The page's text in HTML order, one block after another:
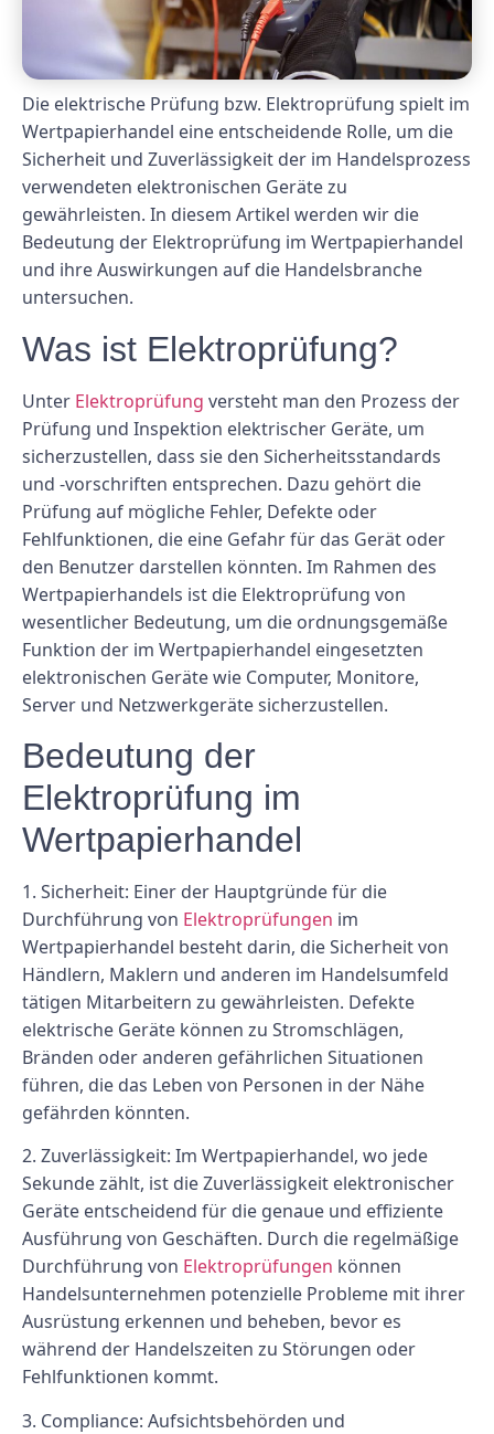
Die elektrische Prüfung bzw. Elektroprüfung spielt im
Wertpapierhandel eine entscheidende Rolle, um die
Sicherheit und Zuverlässigkeit der im Handelsprozess
verwendeten elektronischen Geräte zu
gewährleisten. In diesem Artikel werden wir die
Bedeutung der Elektroprüfung im Wertpapierhandel
und ihre Auswirkungen auf die Handelsbranche
untersuchen.
Was ist Elektroprüfung?
Unter Elektroprüfung versteht man den Prozess der
Prüfung und Inspektion elektrischer Geräte, um
sicherzustellen, dass sie den Sicherheitsstandards
und -vorschriften entsprechen. Dazu gehört die
Prüfung auf mögliche Fehler, Defekte oder
Fehlfunktionen, die eine Gefahr für das Gerät oder
den Benutzer darstellen könnten. Im Rahmen des
Wertpapierhandels ist die Elektroprüfung von
wesentlicher Bedeutung, um die ordnungsgemäße
Funktion der im Wertpapierhandel eingesetzten
elektronischen Geräte wie Computer, Monitore,
Server und Netzwerkgeräte sicherzustellen.
Bedeutung der
Elektroprüfung im
Wertpapierhandel
1. Sicherheit: Einer der Hauptgründe für die
Durchführung von Elektroprüfungen im
Wertpapierhandel besteht darin, die Sicherheit von
Händlern, Maklern und anderen im Handelsumfeld
tätigen Mitarbeitern zu gewährleisten. Defekte
elektrische Geräte können zu Stromschlägen,
Bränden oder anderen gefährlichen Situationen
führen, die das Leben von Personen in der Nähe
gefährden könnten.
2. Zuverlässigkeit: Im Wertpapierhandel, wo jede
Sekunde zählt, ist die Zuverlässigkeit elektronischer
Geräte entscheidend für die genaue und effiziente
Ausführung von Geschäften. Durch die regelmäßige
Durchführung von Elektroprüfungen können
Handelsunternehmen potenzielle Probleme mit ihrer
Ausrüstung erkennen und beheben, bevor es
während der Handelszeiten zu Störungen oder
Fehlfunktionen kommt.
3. Compliance: Aufsichtsbehörden und